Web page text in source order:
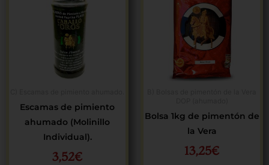
Escamas de pimiento
ahumado (Molinillo
Individual).
3,52€
Bolsa 1kg de pimentón de
la Vera
13,25€